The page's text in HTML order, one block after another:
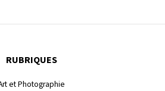
RUBRIQUES
et Photographie